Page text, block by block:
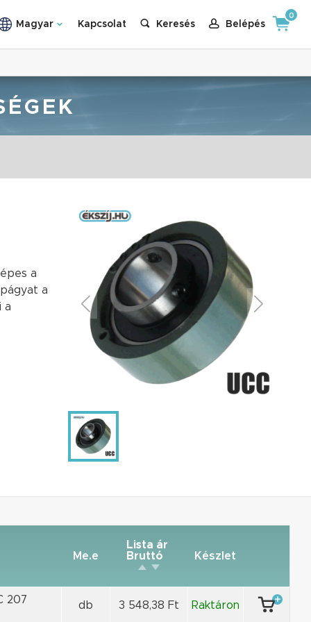
Magyar Kapcsolat Keresés Belépés
0
a
a
a
Me.e
Lista ár
Bruttó
Készlet
207 db 3 548,38 Ft Raktáron